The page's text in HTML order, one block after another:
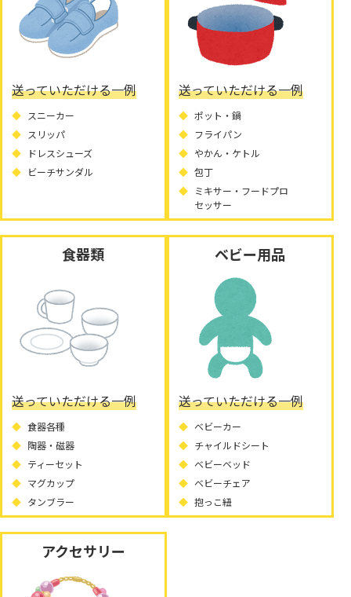
送っていただける一例
スニーカー
スリッパ
ドレスシューズ
ビーチサンダル
送っていただける一例
ポット・鍋
フライパン
やかん・ケトル
包丁
ミキサー・フードプロ
セッサー
食器類
送っていただける一例
食器各種
陶器・磁器
ティーセット
マグカップ
タンブラー
ベビー用品
送っていただける一例
ベビーカー
チャイルドシート
ベビーベッド
ベビーチェア
抱っこ紐
アクセサリー